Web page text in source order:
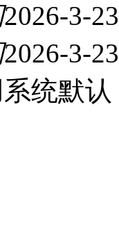
2026-3-
2026-3-
统默认